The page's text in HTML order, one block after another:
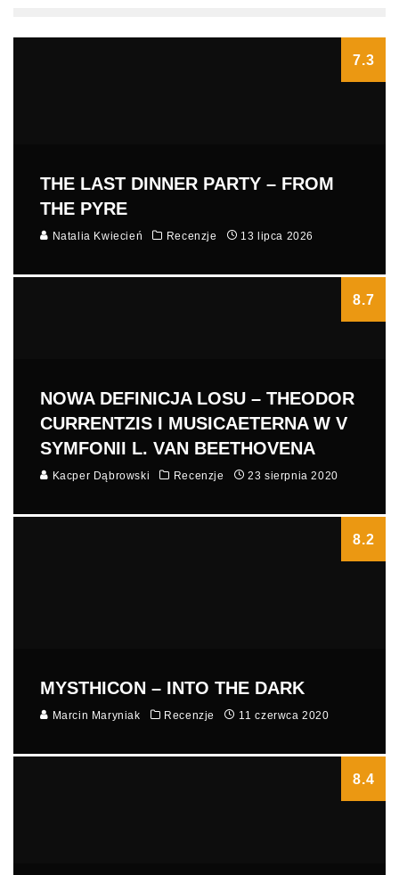
7.3
THE LAST DINNER PARTY – FROM
THE PYRE
Natalia Kwiecień Recenzje 13 lipca 2026
8.7
NOWA DEFINICJA LOSU – THEODOR
CURRENTZIS I MUSICAETERNA W V
SYMFONII L. VAN BEETHOVENA
Kacper Dąbrowski Recenzje 23 sierpnia 2020
8.2
MYSTHICON – INTO THE DARK
Marcin Maryniak Recenzje 11 czerwca 2020
8.4